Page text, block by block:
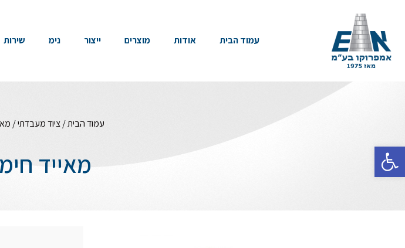
עמוד הבית אודות מוצרים ייצור נימ שירות
עמוד הבית/ציוד מעבדתי/
מאייד פתח סרגל נגישות